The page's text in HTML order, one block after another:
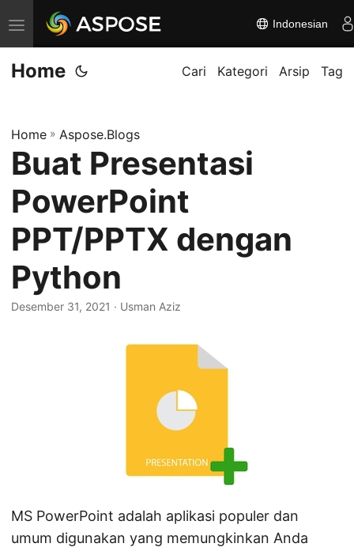
A
l
i
a
n
a
v
i
g
a
s
Indonesian
Home Cari Kategori Arsip Tag
Home » Aspose.Blogs
Buat Presentasi
PowerPoint
PPT/PPTX dengan
Python
Desember 31, 2021 · Usman Aziz
MS PowerPoint adalah aplikasi populer dan
umum digunakan yang memungkinkan Anda